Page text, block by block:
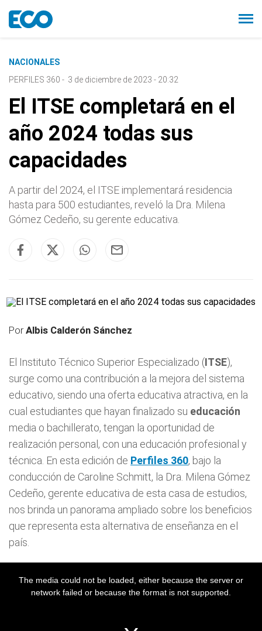
NACIONALES
PERFILES 360 - 3 de diciembre de 2023 - 20:32
El ITSE completará en el
año 2024 todas sus
capacidades
A partir del 2024, el ITSE implementará residencia
hasta para 500 estudiantes, reveló la Dra. Milena
Gómez Cedeño, su gerente educativa.
PorAlbis Calderón Sánchez
El Instituto Técnico Superior Especializado (ITSE),
surge como una contribución a la mejora del sistema
educativo, siendo una oferta educativa atractiva, en la
cual estudiantes que hayan finalizado su educación
media o bachillerato, tengan la oportunidad de
realización personal, con una educación profesional y
técnica. En esta edición de Perfiles 360, bajo la
conducción de Caroline Schmitt, la Dra. Milena Gómez
Cedeño, gerente educativa de esta casa de estudios,
nos brinda un panorama ampliado sobre los beneficios
que representa esta alternativa de enseñanza en el
país.